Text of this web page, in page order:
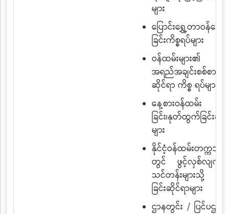
များ
ပြောင်းရွှေ့တာဝန်ပေ
ခြင်းကိစ္စရပ်များ
ဝန်ထမ်းများ၏
အရည်အချင်းစစ်စာမေ
ဆိုင်ရာ ကိစ္စ ရပ်များ
နေ့စားဝန်ထမ်း ခ
ခြင်း၊နုတ်ထွက်ခြင်းဆို
များ
နိုင်ငံ့ဝန်ထမ်းတက္ကသိုလ်
တွင် ဖွင့်လှစ်လျက်ရှိ
သင်တန်းများသို့ စ
ခြင်းဆိုင်ရာများ
ဌာနတွင်း / ပြင်ပဌာ